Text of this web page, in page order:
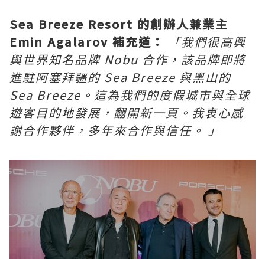
Sea Breeze Resort 的創辦人兼業主
Emin Agalarov 補充道：
「我們很高興
與世界知名品牌 Nobu 合作，該品牌即將
進駐阿塞拜疆的 Sea Breeze 與黑山的
Sea Breeze 。這為我們的度假城市與全球
遊客目的地發展，翻開新一頁。我衷心感
謝合作夥伴，多年來合作與信任。
」